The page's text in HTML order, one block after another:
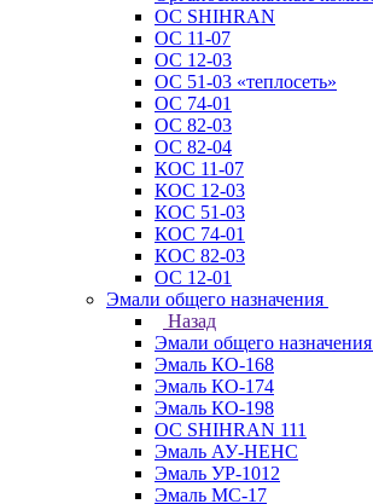
ОС SHIHRAN
ОС 11-07
ОС 12-03
ОС 51-03 «теплосеть»
ОС 74-01
ОС 82-03
ОС 82-04
КОС 11-07
КОС 12-03
КОС 51-03
КОС 74-01
КОС 82-03
ОС 12-01
Эмали общего назначения
Назад
Эмали общего назначения
Эмаль КО-168
Эмаль КО-174
Эмаль КО-198
ОС SHIHRAN 111
Эмаль АУ-НЕНС
Эмаль УР-1012
Эмаль МС-17